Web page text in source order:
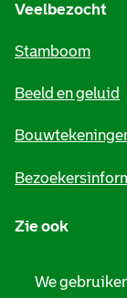
We
Veelbezocht
Stamboom
Beeld en geluid
Zie ook